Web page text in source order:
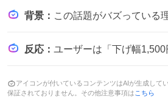
背景 ： この話題がバズっている理由は、米国の半導体株安とAI関連銘柄の利益確定売りが同時に起き、円高で輸出関連が不安視されたことが重なり
反応 ： ユーザーは「下げ幅1,500円超」や「リスク回避の姿勢が強まり」といった声を上げつつ、「半導体株に売りが広がる」や「半導
アイコンが付いているコンテンツはAIが生成して
保証されておりません。その他注意事項は こちら